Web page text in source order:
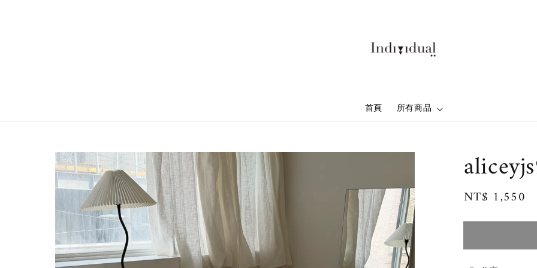
首頁 所有商品
Regular
NT$ 1,550